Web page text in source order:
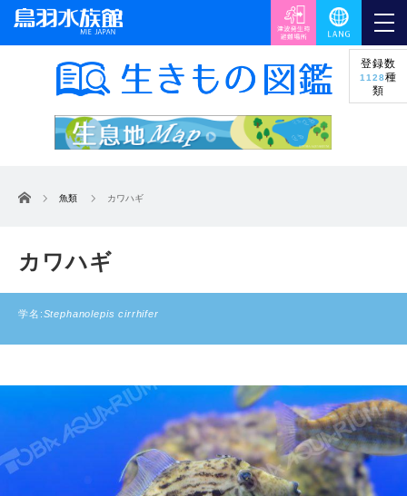
登録数
1128種
類
ホーム 魚類 カワハギ
カワハギ
学名:Stephanolepis cirrhifer